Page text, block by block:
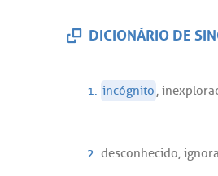
DICIONÁRIO DE
1. incógnito,
2. desconhecido,